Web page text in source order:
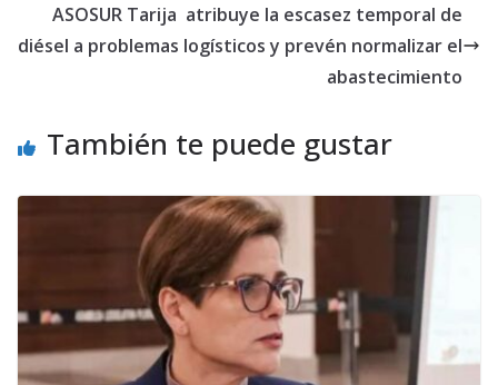
ASOSUR Tarija atribuye la escasez temporal de
diésel a problemas logísticos y prevén normalizar el
abastecimiento
También te puede gustar